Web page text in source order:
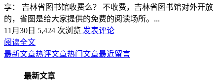
享： 吉林省图书馆收费么？ 不收费，吉林省图书馆对外开放
的，省图是给大家提供的免费的阅读场所。...
11月30日 5,424 次浏览 发表评论
阅读全文
最新文章热评文章热门文章最近留言
最新文章